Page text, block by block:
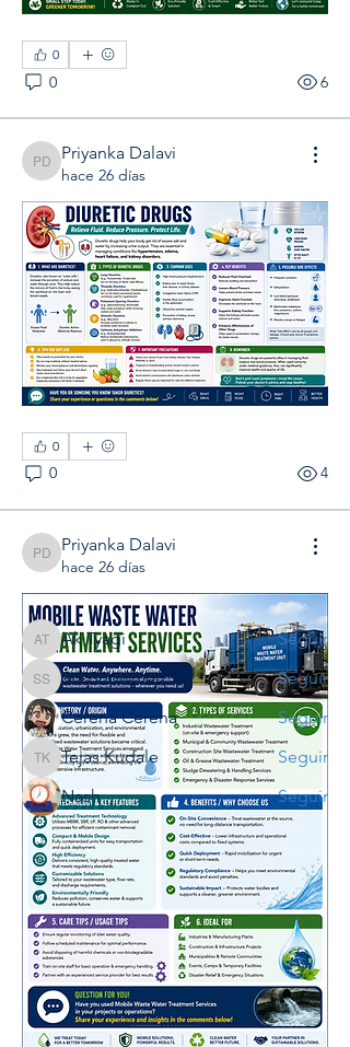
0
0 6
Priyanka Dalavi
Priyanka Dalavi
hace 26 días
0
0 4
Priyanka Dalavi
Priyanka Dalavi
hace 26 días
Acerca de
¡Te damos la bienvenida al grupo!
Puedes conectarte con otro...
Leer más
Miembros
Ak Tyagi
Ak Tyagi Seguir
Sia Snowman
Sia Snowman
Seguir
Cerena Cerena
Seguir
Tejas Kudale
Tejas Kudale
Seguir
Nash
Seguir
Ver todos los miembros (8)
Reseñas